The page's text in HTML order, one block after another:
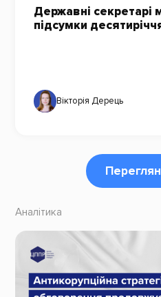
Державні секретарі
підсумки
Вікторія Дерець
Аналітика